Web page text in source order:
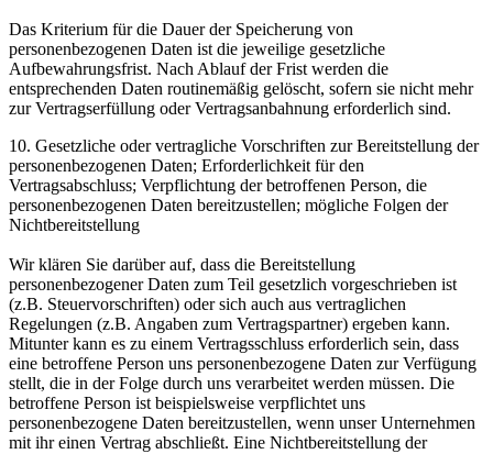
Das Kriterium für die Dauer der Speicherung von
personenbezogenen Daten ist die jeweilige gesetzliche
Aufbewahrungsfrist. Nach Ablauf der Frist werden die
entsprechenden Daten routinemäßig gelöscht, sofern sie nicht mehr
zur Vertragserfüllung oder Vertragsanbahnung erforderlich sind.
10. Gesetzliche oder vertragliche Vorschriften zur Bereitstellung der
personenbezogenen Daten; Erforderlichkeit für den
Vertragsabschluss; Verpflichtung der betroffenen Person, die
personenbezogenen Daten bereitzustellen; mögliche Folgen der
Nichtbereitstellung
Wir klären Sie darüber auf, dass die Bereitstellung
personenbezogener Daten zum Teil gesetzlich vorgeschrieben ist
(z.B. Steuervorschriften) oder sich auch aus vertraglichen
Regelungen (z.B. Angaben zum Vertragspartner) ergeben kann.
Mitunter kann es zu einem Vertragsschluss erforderlich sein, dass
eine betroffene Person uns personenbezogene Daten zur Verfügung
stellt, die in der Folge durch uns verarbeitet werden müssen. Die
betroffene Person ist beispielsweise verpflichtet uns
personenbezogene Daten bereitzustellen, wenn unser Unternehmen
mit ihr einen Vertrag abschließt. Eine Nichtbereitstellung der